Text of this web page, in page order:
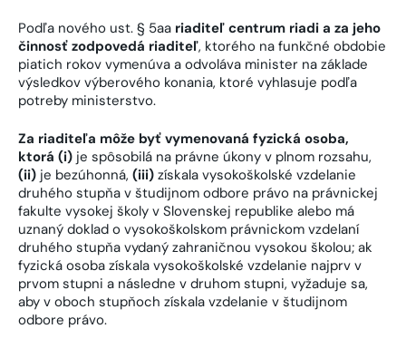
Podľa nového ust. § 5aa riaditeľ centrum riadi a za jeho
činnosť zodpovedá riaditeľ, ktorého na funkčné obdobie
piatich rokov vymenúva a odvoláva minister na základe
výsledkov výberového konania, ktoré vyhlasuje podľa
potreby ministerstvo.
Za riaditeľa môže byť vymenovaná fyzická osoba,
ktorá (i) je spôsobilá na právne úkony v plnom rozsahu,
(ii) je bezúhonná, (iii) získala vysokoškolské vzdelanie
druhého stupňa v študijnom odbore právo na právnickej
fakulte vysokej školy v Slovenskej republike alebo má
uznaný doklad o vysokoškolskom právnickom vzdelaní
druhého stupňa vydaný zahraničnou vysokou školou; ak
fyzická osoba získala vysokoškolské vzdelanie najprv v
prvom stupni a následne v druhom stupni, vyžaduje sa,
aby v oboch stupňoch získala vzdelanie v študijnom
odbore právo.